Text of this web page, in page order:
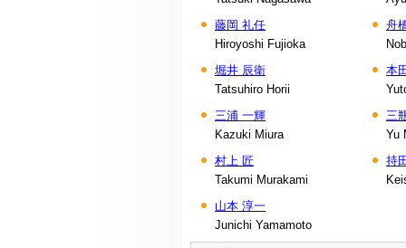
藤岡 礼任
Hiroyoshi Fujioka
舟
堀井 辰衛
Tatsuhiro Horii
本
三浦 一輝
Kazuki Miura
三
Yu
村上 匠
Takumi Murakami
持
山本 淳一
Junichi Yamamoto